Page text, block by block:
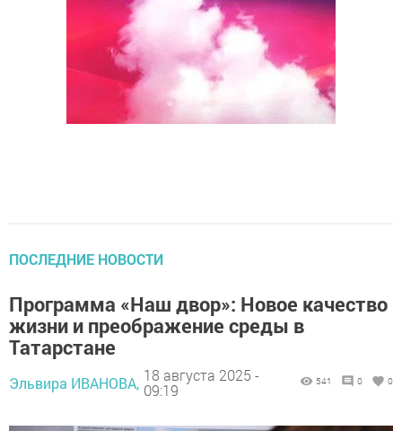
ПОСЛЕДНИЕ НОВОСТИ
Программа «Наш двор»: Новое качество
жизни и преображение среды в
Татарстане
Эльвира ИВАНОВА, 18 августа 2025 -
09:19
541 0 0